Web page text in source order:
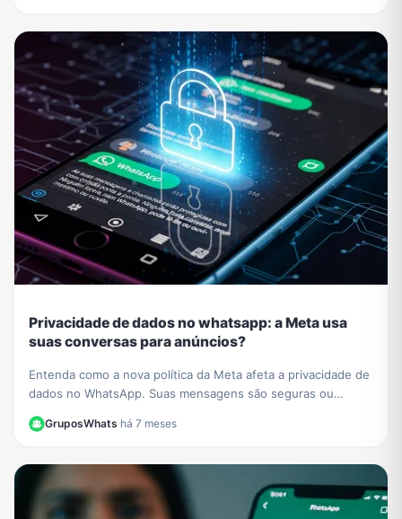
Privacidade de dados no whatsapp: a Meta usa
suas conversas para anúncios?
Entenda como a nova política da Meta afeta a privacidade de
dados no WhatsApp. Suas mensagens são seguras ou
GruposWhats·há 7 meses